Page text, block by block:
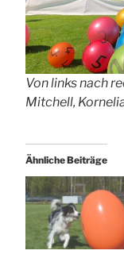
Von links nach
Mitchell,
Ähnliche Beiträge